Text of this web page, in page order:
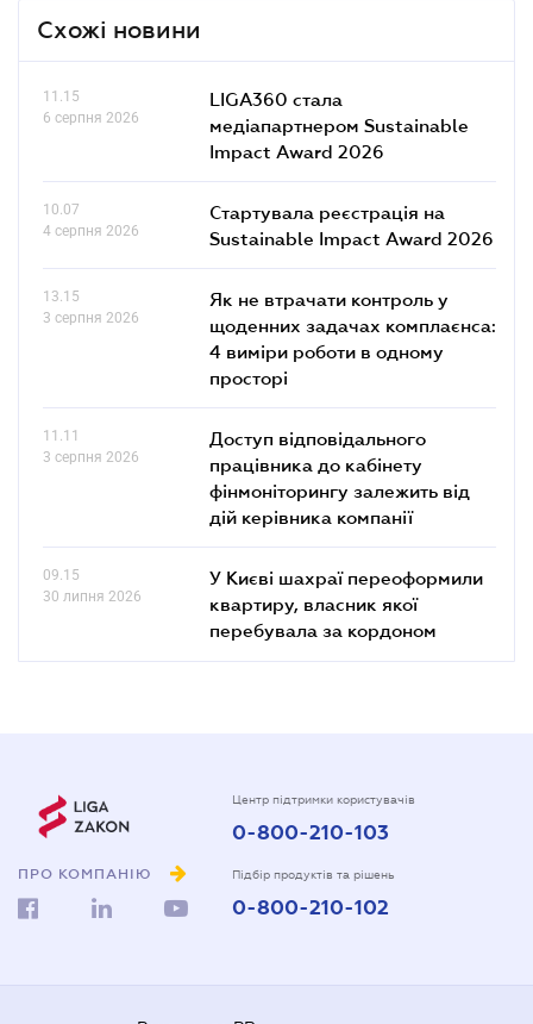
Схожі новини
11.15
6 серпня 2026
LIGA360 стала
медіапартнером Sustainable
Impact Award 2026
10.07
4 серпня 2026
Стартувала реєстрація на
Sustainable Impact Award 2026
13.15
3 серпня 2026
Як не втрачати контроль у
щоденних задачах комплаєнса:
4 виміри роботи в одному
просторі
11.11
3 серпня 2026
Доступ відповідального
працівника до кабінету
фінмоніторингу залежить від
дій керівника компанії
09.15
30 липня 2026
У Києві шахраї переоформили
квартиру, власник якої
перебувала за кордоном
ПРО КОМПАНІЮ
Центр підтримки користувачів
0-800-210-103
Підбір продуктів та рішень
0-800-210-102